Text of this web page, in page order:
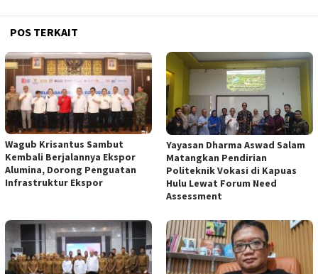
POS TERKAIT
Wagub Krisantus Sambut
Kembali Berjalannya Ekspor
Alumina, Dorong Penguatan
Infrastruktur Ekspor
Yayasan Dharma Aswad Salam
Matangkan Pendirian
Politeknik Vokasi di Kapuas
Hulu Lewat Forum Need
Assessment